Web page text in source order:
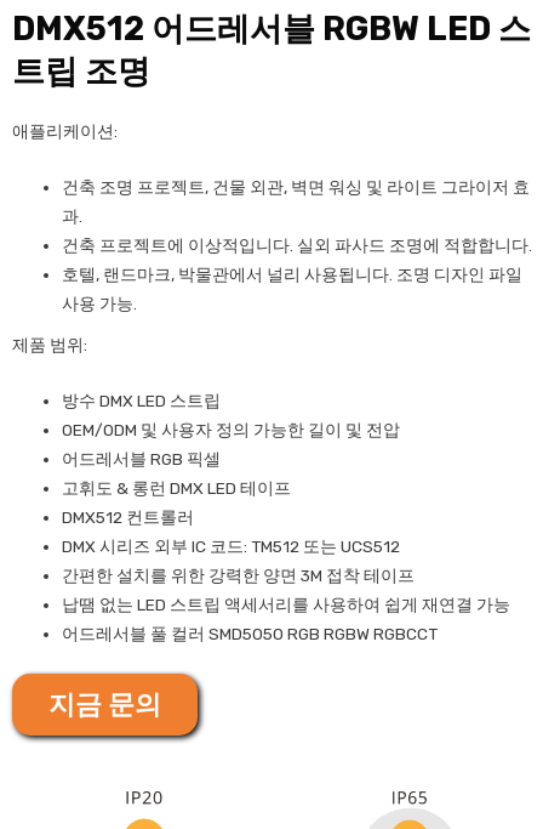
DMX512 어드레서블 RGBW LED 스
트립 조명
애플리케이션:
건축 조명 프로젝트, 건물 외관, 벽면 워싱 및 라이트 그라이저 효
과.
건축 프로젝트에 이상적입니다. 실외 파사드 조명에 적합합니다.
호텔, 랜드마크, 박물관에서 널리 사용됩니다. 조명 디자인 파일
사용 가능.
제품 범위:
방수 DMX LED 스트립
OEM/ODM 및 사용자 정의 가능한 길이 및 전압
어드레서블 RGB 픽셀
고휘도 & 롱런 DMX LED 테이프
DMX512 컨트롤러
DMX 시리즈 외부 IC 코드: TM512 또는 UCS512
간편한 설치를 위한 강력한 양면 3M 접착 테이프
납땜 없는 LED 스트립 액세서리를 사용하여 쉽게 재연결 가능
어드레서블 풀 컬러 SMD5050 RGB RGBW RGBCCT
지금 문의